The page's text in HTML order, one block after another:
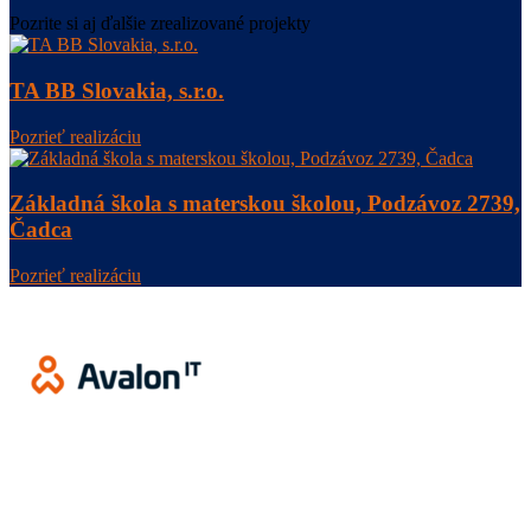
Pozrite si aj ďalšie zrealizované projekty
TA BB Slovakia, s.r.o.
Pozrieť realizáciu
Základná škola s materskou školou, Podzávoz 2739,
Čadca
Pozrieť realizáciu